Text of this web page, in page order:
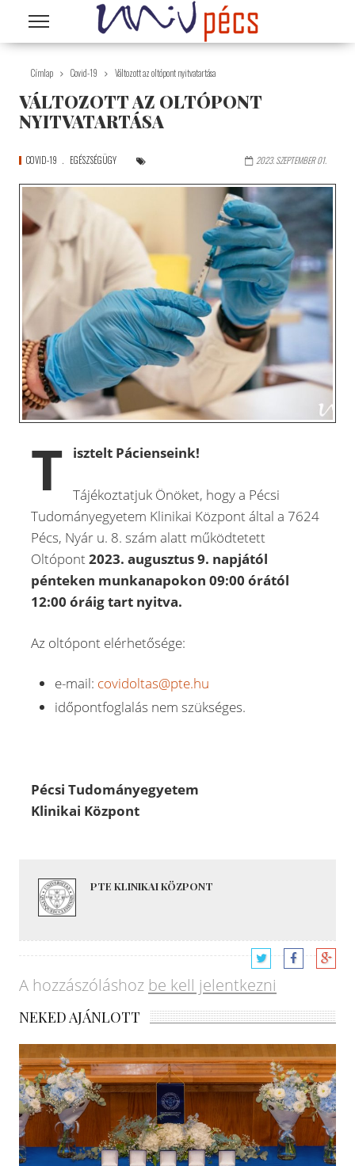
Ugrás a tartalomra
Címlap Covid-19 Változott az oltópont nyitvatartása
VÁLTOZOTT AZ OLTÓPONT
NYITVATARTÁSA
COVID-19 EGÉSZSÉGÜGY 2023. SZEPTEMBER 01.
T isztelt Pácienseink!
Tájékoztatjuk Önöket, hogy a Pécsi
Tudományegyetem Klinikai Központ által a 7624
Pécs, Nyár u. 8. szám alatt működtetett
Oltópont 2023. augusztus 9. napjától
pénteken munkanapokon 09:00 órától
12:00 óráig tart nyitva.
Az oltópont elérhetősége:
e-mail: covidoltas@pte.hu
időpontfoglalás nem szükséges.
Pécsi Tudományegyetem
Klinikai Központ
PTE KLINIKAI KÖZPONT
A hozzászóláshoz be kell jelentkezni
NEKED AJÁNLOTT